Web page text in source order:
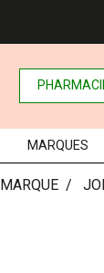
MARQUES
MARQUE